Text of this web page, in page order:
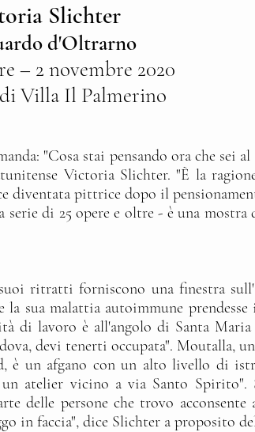
Slichter
d'Oltrarno
– 2 novembre 2020
Villa Il Palmerino
"Cosa stai pensando ora che sei
Victoria Slichter. "È la
diventata pittrice dopo il
di 25 opere e oltre - è una mostra
ritratti forniscono una finestra
la sua malattia autoimmune
di lavoro è all'angolo di Santa
devi tenerti occupata". Moutalla,
è un afgano con un alto livello di
atelier vicino a via Santo Spirito".
delle persone che trovo
in faccia", dice Slichter a proposito